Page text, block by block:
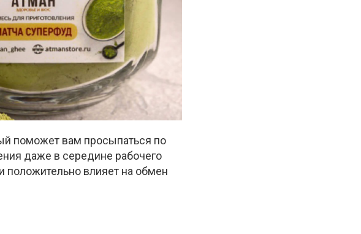
поможет вам просыпаться по
даже в середине рабочего
положительно влияет на обмен